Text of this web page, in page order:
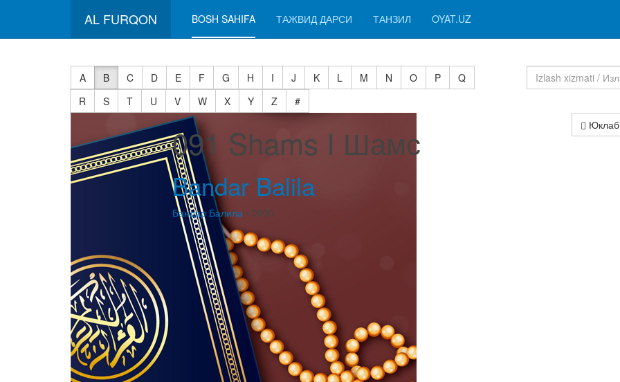
AL FURQON BOSH SAHIFA ТАЖВИД ДАРСИ ТАНЗИЛ OYAT.UZ
A B C D E F G H I J K L M N O P
Q
R
S T U V W X Y Z
#
091 Shams I Шамс
Bandar Balila
Бандар Балила • 0000